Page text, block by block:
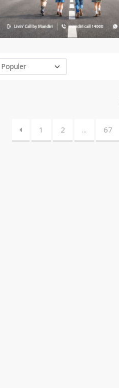
1 2 ... 67